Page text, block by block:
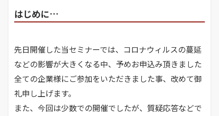
はじめに…
先日開催した当セミナーでは、コロナウィルスの蔓延
などの影響が大きくなる中、予めお申込み頂きました
全ての企業様にご参加をいただきました事、改めて御
礼申し上げます。
また、今回は少数での開催でしたが、質疑応答などで